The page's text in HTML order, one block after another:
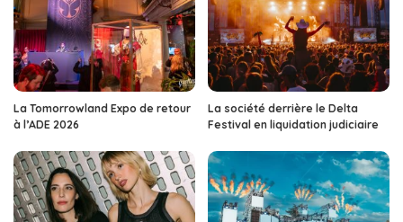
La Tomorrowland Expo de retour
à l’ADE 2026
La société derrière le Delta
Festival en liquidation judiciaire